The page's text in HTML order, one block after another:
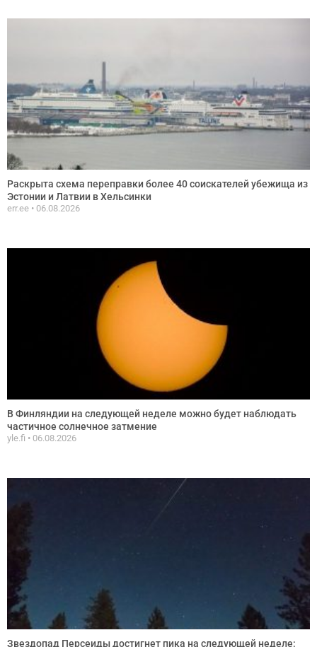
Раскрыта схема переправки более 40 соискателей убежища из
Эстонии и Латвии в Хельсинки
err.ee 06.08.2026
В Финляндии на следующей неделе можно будет наблюдать
частичное солнечное затмение
yle.fi 06.08.2026
Звездопад Персеиды достигнет пика на следующей неделе: